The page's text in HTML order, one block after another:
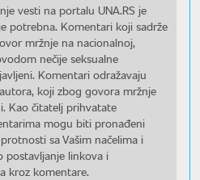
vesti na portalu UNA.RS je
potrebna. Komentari koji sadrže
mržnje na nacionalnoj,
nečije seksualne
Komentari odražavaju
koji zbog govora mržnje
Kao čitatelj prihvatate
mogu biti pronađeni
sa Vašim načelima i
postavljanje linkova i
kroz komentare.